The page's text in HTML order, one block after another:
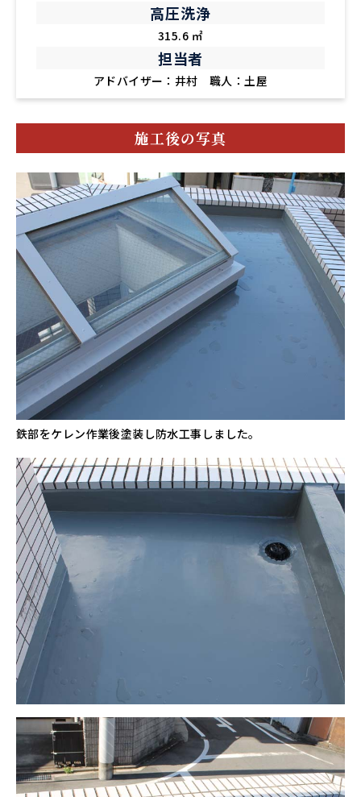
高圧洗浄
315.6 ㎡
担当者
アドバイザー：井村 職人：土屋
施工後の写真
鉄部をケレン作業後塗装し防水工事しました。